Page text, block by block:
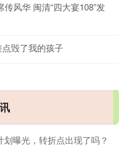
风华 闽清“四大宴108”发
毁了我的孩子
曝光，转折点出现了吗？